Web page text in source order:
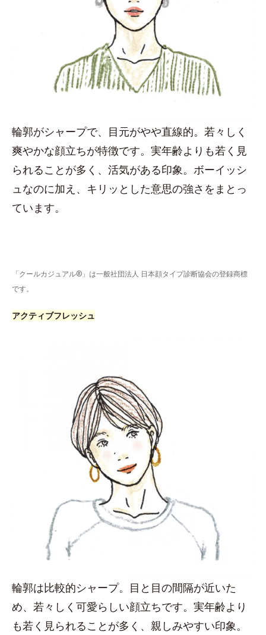
輪郭がシャープで、目元がやや直線的。若々しく
爽やかな顔立ちが特徴です。実年齢よりも若く見
られることが多く、活気がある印象。ボーイッシ
ュなのに加え、キリッとした意思の強さをまとっ
ています。
「クールカジュアル®」は一般社団法人 日本顔タイプ診断協会の登録商標
です。
アクティブフレッシュ
輪郭は比較的シャープ。目と目の間隔が近いた
め、若々しく可愛らしい顔立ちです。実年齢より
も若く見られることが多く、親しみやすい印象。